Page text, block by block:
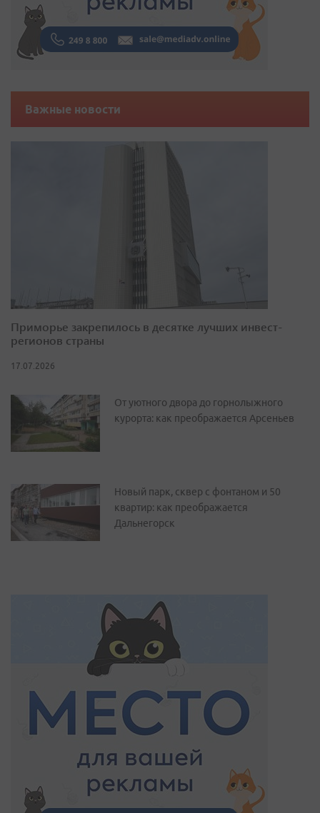
Важные новости
Приморье закрепилось в десятке лучших инвест-
регионов страны
17.07.2026
От уютного двора до горнолыжного
курорта: как преображается Арсеньев
Новый парк, сквер с фонтаном и 50
квартир: как преображается
Дальнегорск